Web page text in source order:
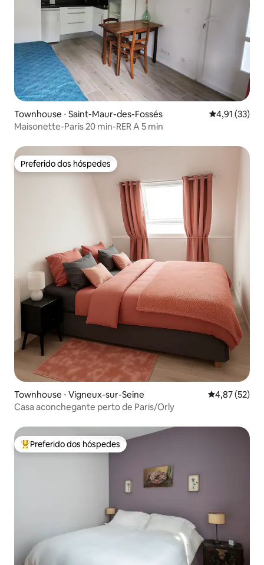
Townhouse ⋅ Saint-Maur-des-Fossés 4,91 de uma
4,91 (33)
Maisonette-Paris 20 min-RER A 5 min
Preferido dos hóspedes
Preferido dos hóspedes
Townhouse ⋅ Vigneux-sur-Seine 4,87 de uma
4,87 (52)
Casa aconchegante perto de Paris/Orly
Entre os melhores preferidos dos hóspedes
Preferido dos hóspedes